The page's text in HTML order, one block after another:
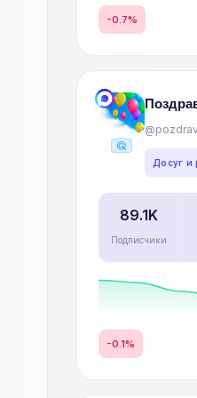
-0.7%
ads_click
Досуг и
89.1K
Подписчики
-0.1%